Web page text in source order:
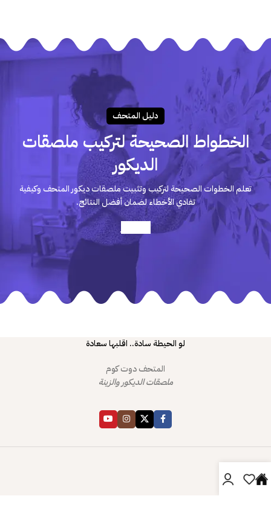
دليـل المتحـف
الخطواط الصحيحة لتركيب ملصقات
الديكور
تعلم الخطوات الصحيحة لتركيب وتثبيت ملصقات ديكور المتحف وكيفية
تفادي الأخطاء لضمان أفضل النتائج.
لو الحيطة سادة.. اقلبها سعادة
المتحف دوت كوم
ملصقات الديكور والزينة
دليل المتحف